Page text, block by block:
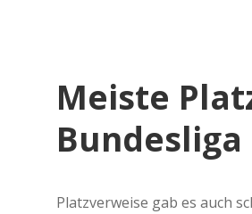
Meiste
Bundesliga
Platzverweise gab es auch